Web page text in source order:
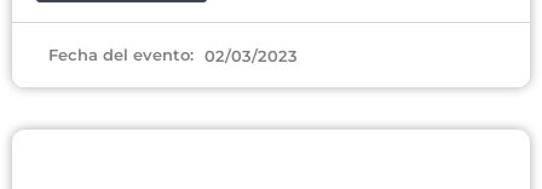
Fecha del evento: 02/03/2023